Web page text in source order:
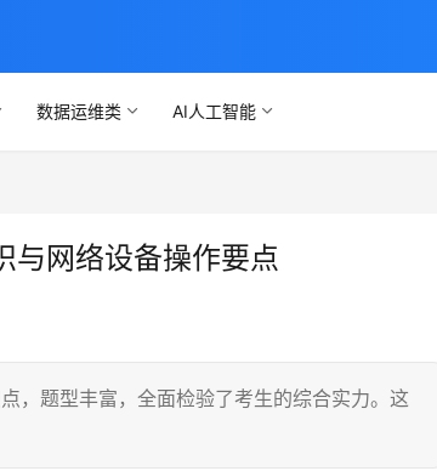
数据运维类 AI人工智能
与网络设备操作要点
，题型丰富，全面检验了考生的综合实力。这